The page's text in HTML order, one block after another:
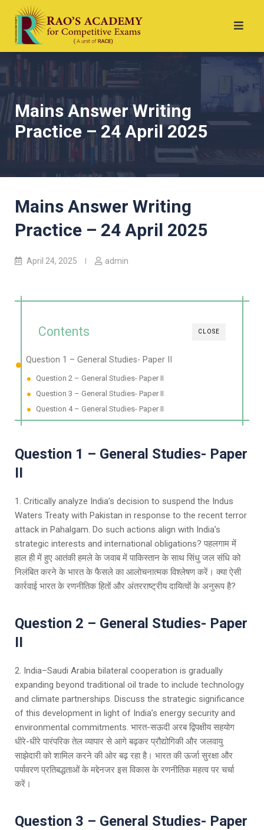
Mains Answer Writing
Practice – 24 April 2025
Mains Answer Writing
Practice – 24 April 2025
April 24, 2025 admin
CLOSE
Contents
Question 1 – General Studies- Paper II
Question 2 – General Studies- Paper II
Question 3 – General Studies- Paper II
Question 4 – General Studies- Paper II
Question 1 – General Studies- Paper
II
1. Critically analyze India’s decision to suspend the Indus
Waters Treaty with Pakistan in response to the recent terror
attack in Pahalgam. Do such actions align with India’s
strategic interests and international obligations? पहलगाम में
हाल ही में हुए आतंकी हमले के जवाब में पाकिस्तान के साथ सिंधु जल संधि को
निलंबित करने के भारत के फैसले का आलोचनात्मक विश्लेषण करें। क्या ऐसी
कार्रवाई भारत के रणनीतिक हितों और अंतरराष्ट्रीय दायित्वों के अनुरूप है?
Question 2 – General Studies- Paper
II
2. India–Saudi Arabia bilateral cooperation is gradually
expanding beyond traditional oil trade to include technology
and climate partnerships. Discuss the strategic significance
of this development in light of India’s energy security and
environmental commitments. भारत-सऊदी अरब द्विपक्षीय सहयोग
धीरे-धीरे पारंपरिक तेल व्यापार से आगे बढ़कर प्रौद्योगिकी और जलवायु
साझेदारी को शामिल करने की ओर बढ़ रहा है। भारत की ऊर्जा सुरक्षा और
पर्यावरण प्रतिबद्धताओं के मद्देनजर इस विकास के रणनीतिक महत्व पर चर्चा
करें।
Question 3 – General Studies- Paper